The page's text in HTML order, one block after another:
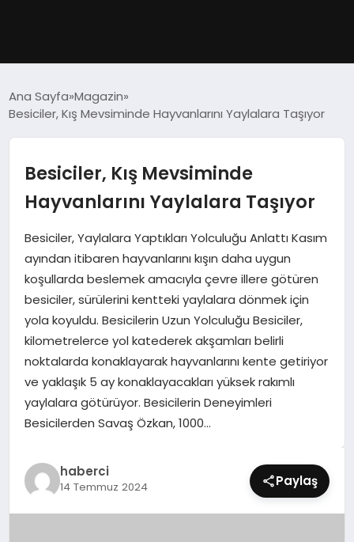
DÜNYA
EĞITIM
EKONOMI
MAGAZIN
SAĞLIK
SIYASET
SPOR
TEKNOLOJI
Ana Sayfa Magazin
Besiciler, Kış Mevsiminde Hayvanlarını Yaylalara Taşıyor
Besiciler, Kış Mevsiminde
Hayvanlarını Yaylalara Taşıyor
Besiciler, Yaylalara Yaptıkları Yolculuğu Anlattı Kasım
ayından itibaren hayvanlarını kışın daha uygun
koşullarda beslemek amacıyla çevre illere götüren
besiciler, sürülerini kentteki yaylalara dönmek için
yola koyuldu. Besicilerin Uzun Yolculuğu Besiciler,
kilometrelerce yol katederek akşamları belirli
noktalarda konaklayarak hayvanlarını kente getiriyor
ve yaklaşık 5 ay konaklayacakları yüksek rakımlı
yaylalara götürüyor. Besicilerin Deneyimleri
Besicilerden Savaş Özkan, 1000…
haberci
14 Temmuz 2024 Paylaş